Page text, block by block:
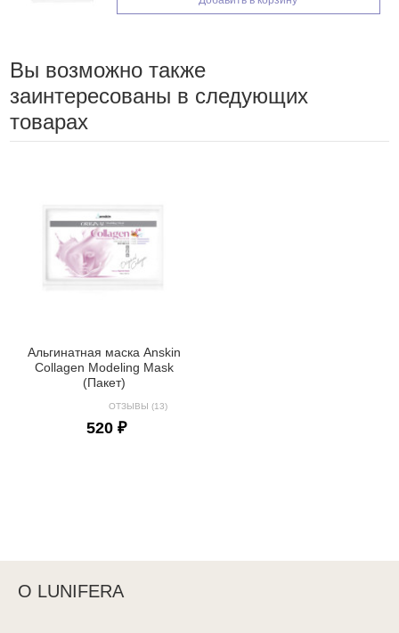
Вы возможно также
заинтересованы в следующих
товарах
Альгинатная маска Anskin
Collagen Modeling Mask
(Пакет)
ОТЗЫВЫ (13)
520 ₽
О LUNIFERA